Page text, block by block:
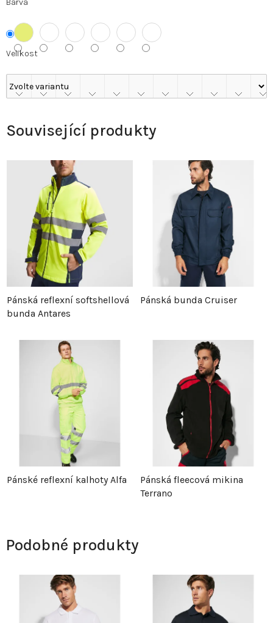
Barva
Velikost
Související produkty
Pánská reflexní softshellová
bunda Antares
Pánská bunda Cruiser
Pánské reflexní kalhoty Alfa
Pánská fleecová mikina
Terrano
Podobné produkty